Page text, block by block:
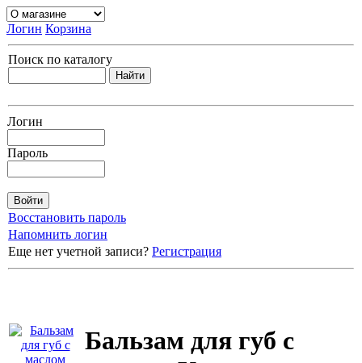
Логин Корзина
Поиск по каталогу
Логин
Пароль
Восстановить пароль
Напомнить логин
Еще нет учетной записи? Регистрация
Бальзам для губ с